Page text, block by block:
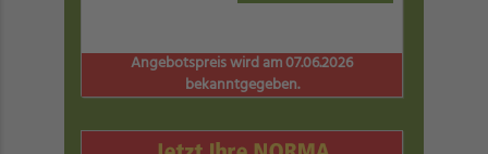
Angebotspreis wird am 07.06.2026
bekanntgegeben.